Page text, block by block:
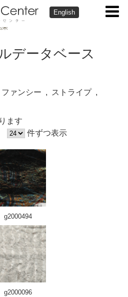
English
果
データベース
ファンシー
ストライプ
ます
件ずつ表示
g2000494
g2000096